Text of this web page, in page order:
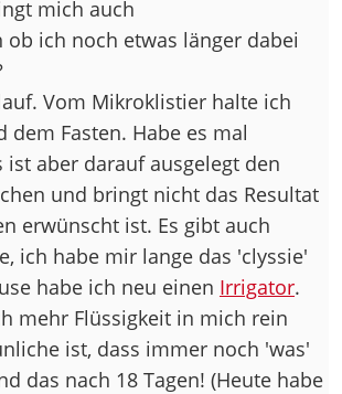
mich auch
ob ich noch etwas länger dabei
Vom Mikroklistier halte ich
dem Fasten. Habe es mal
ist aber darauf ausgelegt den
und bringt nicht das Resultat
erwünscht ist. Es gibt auch
ich habe mir lange das 'clyssie'
habe ich neu einen Irrigator.
mehr Flüssigkeit in mich rein
ist, dass immer noch 'was'
das nach 18 Tagen! (Heute habe